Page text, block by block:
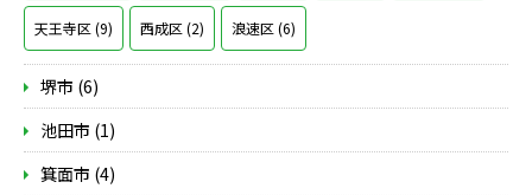
天王寺区 (9) 西成区 (2) 浪速区 (6)
堺市 (6)
池田市 (1)
箕面市 (4)